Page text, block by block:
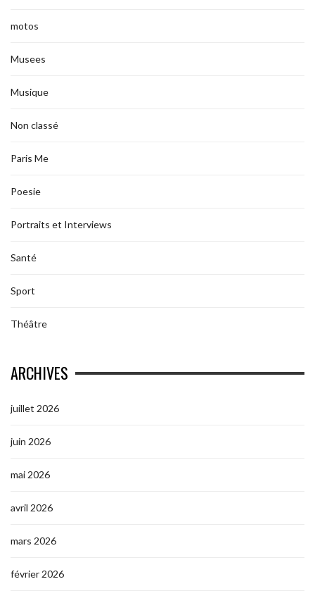
motos
Musees
Musique
Non classé
Paris Me
Poesie
Portraits et Interviews
Santé
Sport
Théâtre
ARCHIVES
juillet 2026
juin 2026
mai 2026
avril 2026
mars 2026
février 2026